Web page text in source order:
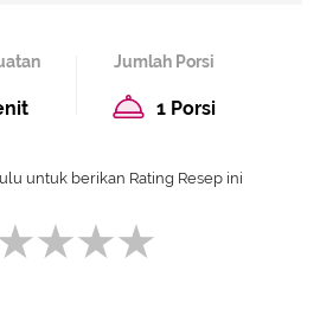
Jumlah Porsi
1 Porsi
untuk berikan Rating Resep ini